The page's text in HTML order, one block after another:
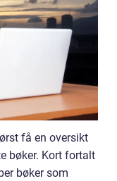
få en oversikt
bøker. Kort fortalt
bøker som